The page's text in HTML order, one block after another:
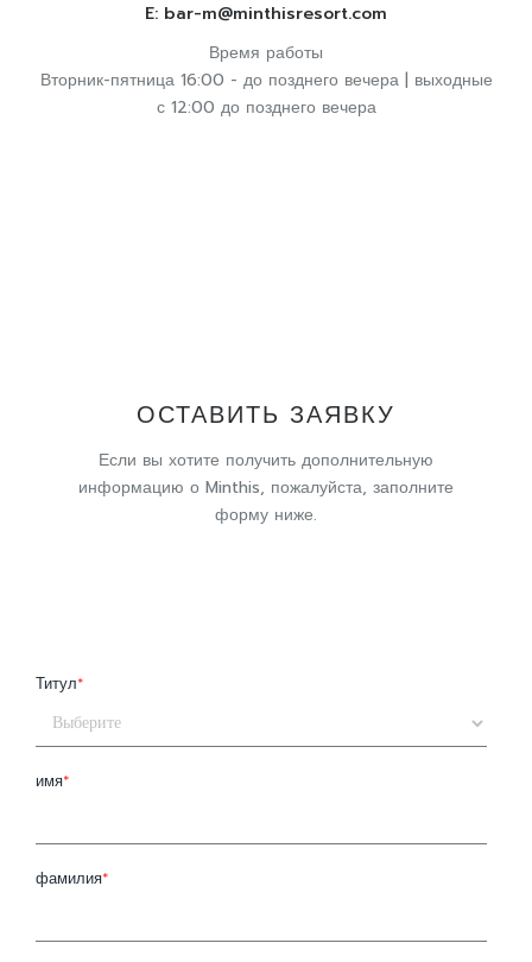
E: bar-m@minthisresort.com
Время работы
Вторник-пятница 16:00 - до позднего вечера | выходные
с 12:00 до позднего вечера
ОСТАВИТЬ ЗАЯВКУ
Если вы хотите получить дополнительную
информацию о Minthis, пожалуйста, заполните
форму ниже.